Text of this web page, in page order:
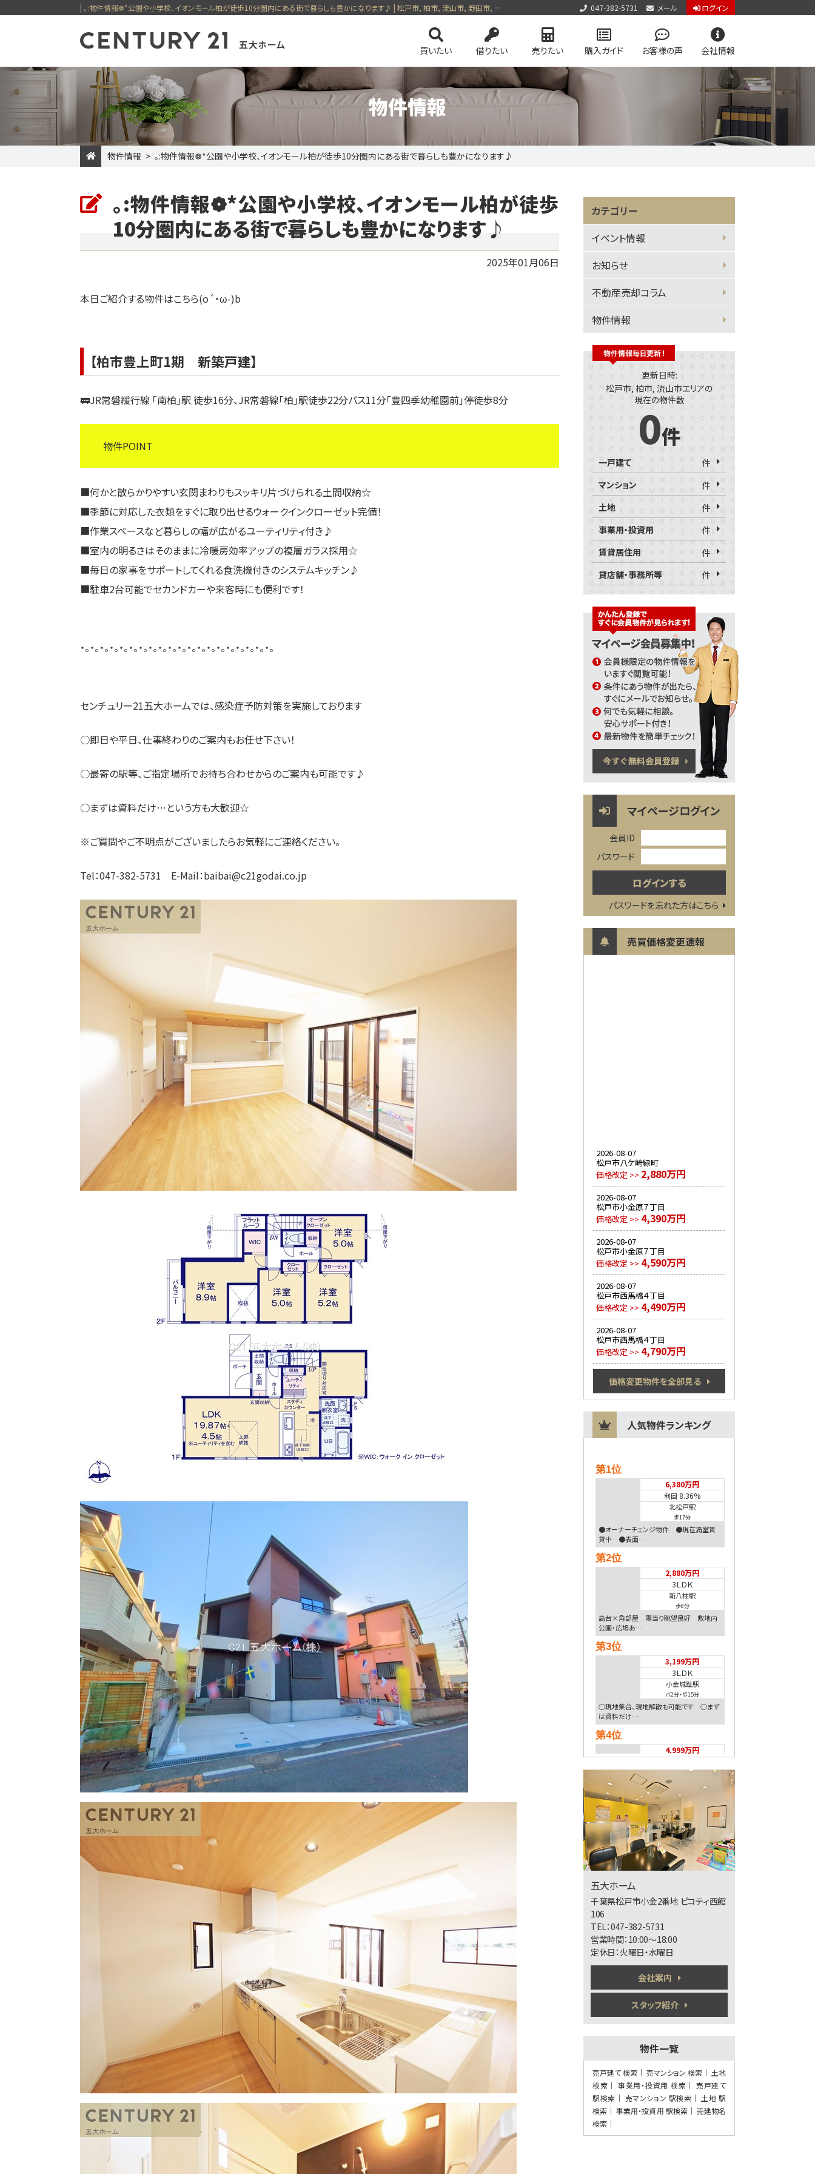
| ｡:物件情報❁*公園や小学校、イオンモール柏が徒歩10分圏内にある街で暮らしも豊かになります♪ | 松戸市, 柏市, 流山市, 野田市, 我孫子市の一戸建て, マンション, 土地, 投資用, 賃貸など、不動産の事ならセンチュリー21五大ホーム 047-382-5731 メール ログイン
買いたい
新着物件 価格変更物件 五大ホームのおすすめ物件 ピックアップ物件特集 vol.1
ピックアップ物件特集 vol.2
今すぐ見られる一戸建て
今すぐ見られるマンション 今すぐ見られる土地 無料会員システム 会員ページログイン
借りたい 売りたい 購入ガイド お客様の声 会社情報
個人情報保護方針
物件情報
物件情報 ｡:物件情報❁*公園や小学校、イオンモール柏が徒歩10分圏内にある街で暮らしも豊かになります♪
｡:物件情報❁*公園や小学校、イオンモール柏が徒歩
10分圏内にある街で暮らしも豊かになります♪
2025年01月06日
本日ご紹介する物件はこちら(o´・ω-)b
【柏市豊上町1期 新築戸建】
🚃JR常磐緩行線 「南柏」駅 徒歩16分、JR常磐線「柏」駅徒歩22分バス11分「豊四季幼稚園前」停徒歩8分
物件POINT
■何かと散らかりやすい玄関まわりもスッキリ片づけられる土間収納☆
■季節に対応した衣類をすぐに取り出せるウォークインクローゼット完備！
■作業スペースなど暮らしの幅が広がるユーティリティ付き♪
■室内の明るさはそのままに冷暖房効率アップの複層ガラス採用☆
■毎日の家事をサポートしてくれる食洗機付きのシステムキッチン♪
■駐車2台可能でセカンドカーや来客時にも便利です！
・。・。・。・。・。・。・。・。・。・。・。・。・。・。・。・。・。・。・。・。
​​センチュリー21五大ホームでは、感染症予防対策を実施しております
○即日や平日、仕事終わりのご案内もお任せ下さい！
○最寄の駅等、ご指定場所でお待ち合わせからのご案内も可能です♪
○まずは資料だけ…という方も大歓迎☆
※ご質問やご不明点がございましたらお気軽にご連絡ください。
Tel：047-382-5731 E-Mail：baibai@c21godai.co.jp
カテゴリー
イベント情報
お知らせ
不動産売却コラム
物件情報
更新日時:
松戸市, 柏市, 流山市エリアの
現在の物件数
0件
一戸建て
件
マンション
件
土地
件
事業用・投資用
件
賃貸居住用
件
貸店舗・事務所等
件
マイページログイン
会員ID
パスワード
パスワードを忘れた方はこちら
売買価格変更速報
2026-08-07
松戸市八ケ崎緑町
価格改定 >> 2,880万円
2026-08-07
松戸市小金原７丁目
価格改定 >> 4,390万円
2026-08-07
松戸市小金原７丁目
価格改定 >> 4,590万円
2026-08-07
松戸市西馬橋４丁目
価格改定 >> 4,490万円
2026-08-07
松戸市西馬橋４丁目
価格改定 >> 4,790万円
価格変更物件を全部見る
人気物件ランキング
第1位
6,380万円
利回 8.36%
北松戸駅
歩17分
●オーナーチェンジ物件 ●現在満室賃
貸中 ●表面…
第2位
2,880万円
3ＬＤＫ
新八柱駅
歩8分
高台×角部屋 陽当り眺望良好 敷地内
公園・広場あ…
第3位
3,199万円
3ＬＤＫ
小金城趾駅
バ2分・歩15分
○現地集合、現地解散も可能です ○まず
は資料だけ…
第4位
4,999万円
南柏駅
南柏駅徒歩6分！地盤20年保証＋防犯カメ
ラ標準装…
第5位
3,899万円
3ＬＤＫ
柏駅
歩10分
「柏」駅徒歩10分のリフォーム物件 サンル
ーム付…
第6位
4ＬＤＫ
運河駅
○現地集合、現地解散も可能です ○まず
6,650万円
利回7.5%
北松戸駅
歩10分
満室稼働の収益アパート 表面利回り
7.5％ 土地…
第8位
5,280万円
3ＬＤＫ
歩13分
五大ホーム
千葉県松戸市小金2番地 ピコティ西館
106
TEL：047-382-5731
営業時間：10:00～18:00
定休日：火曜日・水曜日
会社案内
スタッフ紹介
物件一覧
売戸建て 検索 売マンション 検索
土地
検索
事業用・投資用 検索
売戸建て
駅検索
売マンション 駅検索
土地 駅
検索
事業用・投資用 駅検索
売建物名
検索